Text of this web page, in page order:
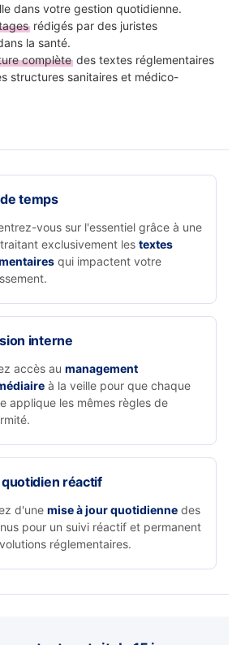
dans votre gestion quotidienne.
rédigés par des juristes
la santé.
complètedes textes réglementaires
structures sanitaires et médico-
temps
vous sur l'essentiel grâce à une
exclusivement les textes
qui impactent votre
interne
accès au management
à la veille pour que chaque
applique les mêmes règles de
quotidien réactif
d'une mise à jour quotidienne des
pour un suivi réactif et permanent
réglementaires.